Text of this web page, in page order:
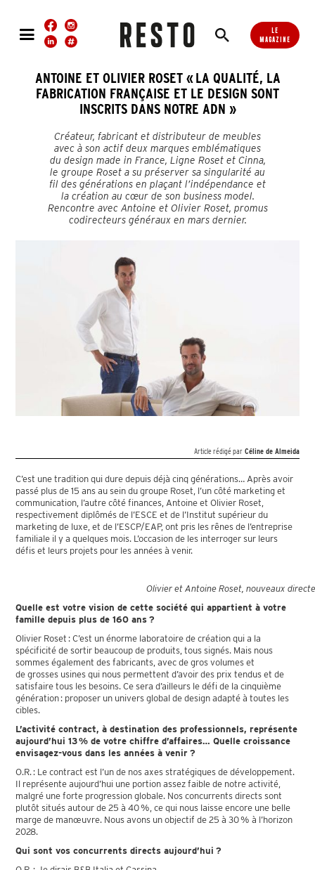
LE
MAGAZINE
ANTOINE ET OLIVIER ROSET « LA QUALITÉ, LA
FABRICATION FRANÇAISE ET LE DESIGN SONT
INSCRITS DANS NOTRE ADN »
Créateur, fabricant et distributeur de meubles
avec à son actif deux marques emblématiques
du design made in France, Ligne Roset et Cinna,
le groupe Roset a su préserver sa singularité au
fil des générations en plaçant l’indépendance et
la création au cœur de son business model.
Rencontre avec Antoine et Olivier Roset, promus
codirecteurs généraux en mars dernier.
Article rédigé par Céline de Almeida
C’est une tradition qui dure depuis déjà cinq générations… Après avoir
passé plus de 15 ans au sein du groupe Roset, l’un côté marketing et
communication, l’autre côté finances, Antoine et Olivier Roset,
respectivement diplômés de l’ESCE et de l’Institut supérieur du
marketing de luxe, et de l’ESCP/EAP, ont pris les rênes de l’entreprise
familiale il y a quelques mois. L’occasion de les interroger sur leurs
défis et leurs projets pour les années à venir.
Olivier et Antoine Roset, nouveaux
Quelle est votre vision de cette société qui appartient à votre
famille depuis plus de 160 ans ?
Olivier Roset : C’est un énorme laboratoire de création qui a la
spécificité de sortir beaucoup de produits, tous signés. Mais nous
sommes également des fabricants, avec de gros volumes et
de grosses usines qui nous permettent d’avoir des prix tendus et de
satisfaire tous les besoins. Ce sera d’ailleurs le défi de la cinquième
génération : proposer un univers global de design adapté à toutes les
cibles.
L’activité contract, à destination des professionnels, représente
aujourd’hui 13 % de votre chiffre d’affaires… Quelle croissance
envisagez-vous dans les années à venir ?
O.R. : Le contract est l’un de nos axes stratégiques de développement.
Il représente aujourd’hui une portion assez faible de notre activité,
malgré une forte progression globale. Nos concurrents directs sont
plutôt situés autour de 25 à 40 %, ce qui nous laisse encore une belle
marge de manœuvre. Nous avons un objectif de 25 à 30 % à l’horizon
2028.
Qui sont vos concurrents directs aujourd’hui ?